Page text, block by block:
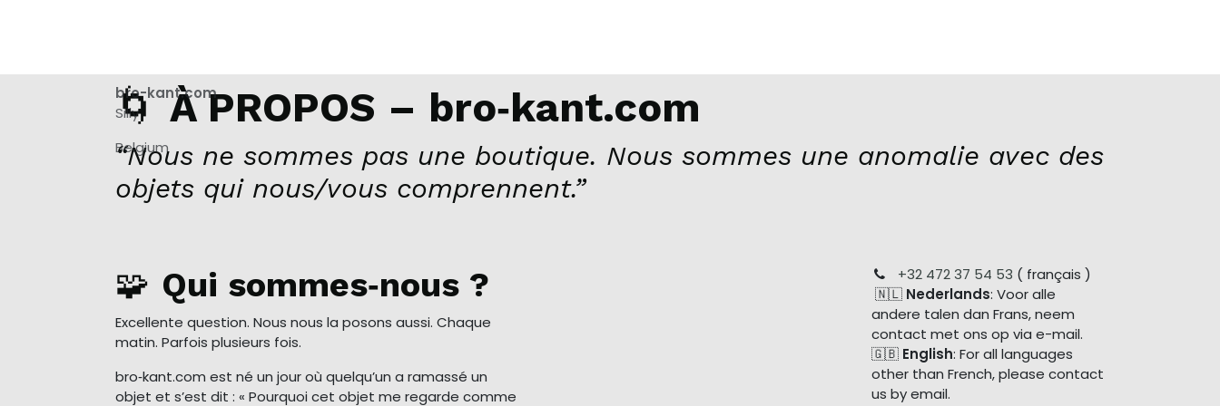
🌀À PROPOS – bro‑kant.com
“Nous ne sommes pas une boutique. Nous sommes une anomalie avec des
objets qui nous/vous comprennent.”
🧩 Qui sommes‑nous ?
Excellente question. Nous nous la posons aussi. Chaque
matin. Parfois plusieurs fois.
bro‑kant.com est né un jour où quelqu’un a ramassé un
objet et s’est dit : « Pourquoi cet objet me regarde comme
+32 472 37 54 53 ( français )
🇳🇱 Nederlands: Voor alle
andere talen dan Frans, neem
contact met ons op via e-mail.
🇬🇧 English: For all languages
other than French, please contact
us by email.
bro-kant.com
Silly
Belgium